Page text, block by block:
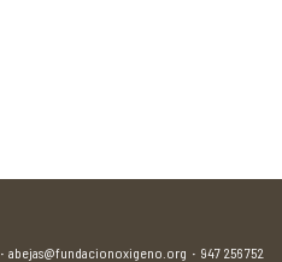
·abejas@fundacionoxigeno.org · 947 256 752